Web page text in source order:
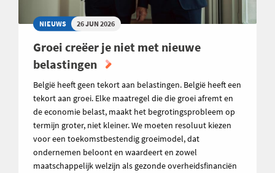
NIEUWS 26 JUN 2026
Groei creëer je niet met nieuwe
belastingen
België heeft geen tekort aan belastingen. België heeft een
tekort aan groei. Elke maatregel die die groei afremt en
de economie belast, maakt het begrotingsprobleem op
termijn groter, niet kleiner. We moeten resoluut kiezen
voor een toekomstbestendig groeimodel, dat
ondernemen beloont en waardeert en zowel
maatschappelijk welzijn als gezonde overheidsfinanciën